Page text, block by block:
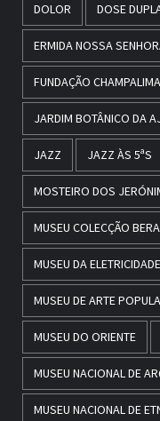
DOLOR DOSE
ERMIDA NOSSA
FUNDAÇÃO
JARDIM BOTÂNICO DA
JAZZ JAZZ ÀS 5ªS
MOSTEIRO DOS
MUSEU COLECÇÃO
MUSEU DA ELETRICIDADE
MUSEU DE ARTE
MUSEU DO ORIENTE
MUSEU NACIONAL DE
MUSEU NACIONAL DE